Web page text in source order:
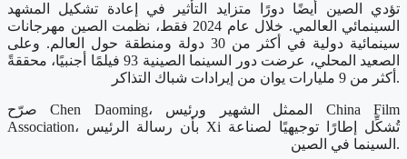
تؤدي الصين أيضًا دورًا متزايد التأثير في إعادة تشكيل المشهد
السينمائي العالمي. خلال عام 2024 فقط، نظمت الصين مهرجانات
سينمائية دولية في أكثر من 30 دولة ومنطقة حول العالم. وعلى
الصعيد المحلي، عرضت دور السينما الصينية 93 فيلمًا أجنبيًا، محققةً
أكثر من 9 مليارات يوان من إيرادات شباك التذاكر.
صرّح Chen Daoming، الممثل الشهير ورئيس China Film
Association، بأن رسالة الرئيس Xi تُشكِّل إطارًا توجيهيًا لصناعة
السينما في الصين.